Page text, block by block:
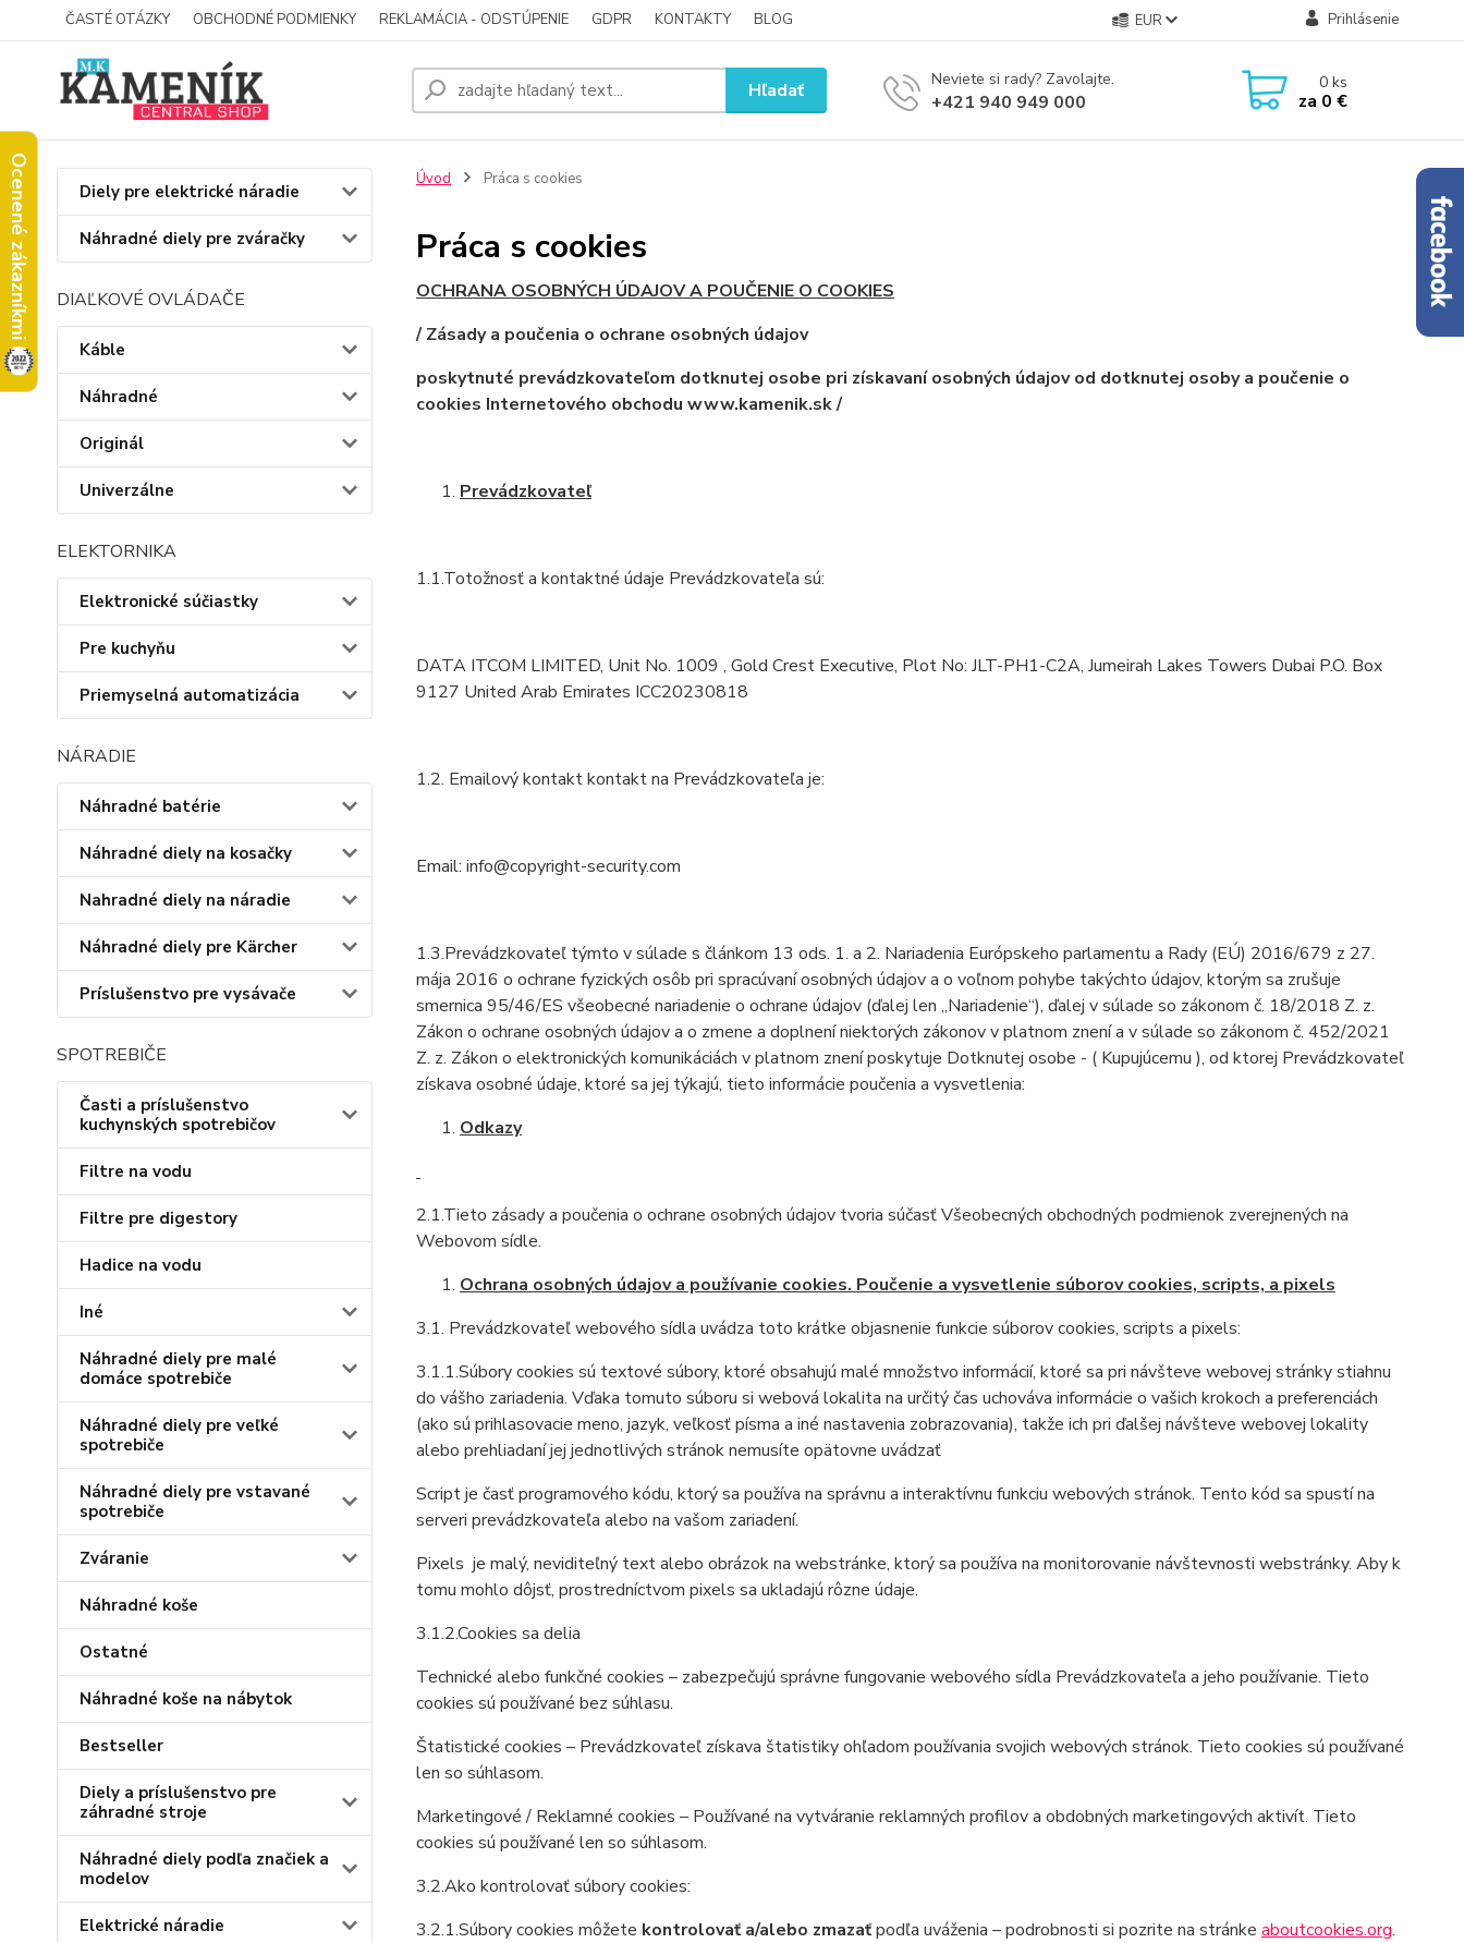
Ocenené zákazníkmi
ČASTÉ OTÁZKY OBCHODNÉ PODMIENKY REKLAMÁCIA - ODSTÚPENIE GDPR KONTAKTY BLOG EUR Prihlásenie
Hľadať Neviete si rady? Zavolajte.
+421 940 949 000
0ks
za 0 €
Diely pre elektrické náradie
Náhradné diely pre zváračky
DIAĽKOVÉ OVLÁDAČE
Káble
Náhradné
Originál
Univerzálne
ELEKTORNIKA
Elektronické súčiastky
Pre kuchyňu
Priemyselná automatizácia
NÁRADIE
Náhradné batérie
Náhradné diely na kosačky
Nahradné diely na náradie
Náhradné diely pre Kärcher
Príslušenstvo pre vysávače
SPOTREBIČE
Časti a príslušenstvo
kuchynských spotrebičov
Filtre na vodu
Filtre pre digestory
Hadice na vodu
Iné
Náhradné diely pre malé
domáce spotrebiče
Náhradné diely pre veľké
spotrebiče
Náhradné diely pre vstavané
spotrebiče
Zváranie
Náhradné koše
Ostatné
Náhradné koše na nábytok
Bestseller
Diely a príslušenstvo pre
záhradné stroje
Náhradné diely podľa značiek a
modelov
Elektrické náradie
Úvod Práca s cookies
Práca s cookies
OCHRANA OSOBNÝCH ÚDAJOV A POUČENIE O COOKIES
/ Zásady a poučenia o ochrane osobných údajov
poskytnuté prevádzkovateľom dotknutej osobe pri získavaní osobných údajov od dotknutej osoby a poučenie o
cookies Internetového obchodu www.kamenik.sk /
Prevádzkovateľ
1.1.Totožnosť a kontaktné údaje Prevádzkovateľa sú:
DATA ITCOM LIMITED, Unit No. 1009 , Gold Crest Executive, Plot No: JLT-PH1-C2A, Jumeirah Lakes Towers Dubai P.O. Box
9127 United Arab Emirates ICC20230818
1.2. Emailový kontakt kontakt na Prevádzkovateľa je:
Email: info@copyright-security.com
1.3.Prevádzkovateľ týmto v súlade s článkom 13 ods. 1. a 2. Nariadenia Európskeho parlamentu a Rady (EÚ) 2016/679 z 27.
mája 2016 o ochrane fyzických osôb pri spracúvaní osobných údajov a o voľnom pohybe takýchto údajov, ktorým sa zrušuje
smernica 95/46/ES všeobecné nariadenie o ochrane údajov (ďalej len „Nariadenie“), ďalej v súlade so zákonom č. 18/2018 Z. z.
Zákon o ochrane osobných údajov a o zmene a doplnení niektorých zákonov v platnom znení a v súlade so zákonom č. 452/2021
Z. z. Zákon o elektronických komunikáciách v platnom znení poskytuje Dotknutej osobe - ( Kupujúcemu ), od ktorej Prevádzkovateľ
získava osobné údaje, ktoré sa jej týkajú, tieto informácie poučenia a vysvetlenia:
Odkazy
2.1.Tieto zásady a poučenia o ochrane osobných údajov tvoria súčasť Všeobecných obchodných podmienok zverejnených na
Webovom sídle.
Ochrana osobných údajov a používanie cookies. Poučenie a vysvetlenie súborov cookies, scripts, a pixels
3.1. Prevádzkovateľ webového sídla uvádza toto krátke objasnenie funkcie súborov cookies, scripts a pixels:
3.1.1.Súbory cookies sú textové súbory, ktoré obsahujú malé množstvo informácií, ktoré sa pri návšteve webovej stránky stiahnu
do vášho zariadenia. Vďaka tomuto súboru si webová lokalita na určitý čas uchováva informácie o vašich krokoch a preferenciách
(ako sú prihlasovacie meno, jazyk, veľkosť písma a iné nastavenia zobrazovania), takže ich pri ďalšej návšteve webovej lokality
alebo prehliadaní jej jednotlivých stránok nemusíte opätovne uvádzať
Script je časť programového kódu, ktorý sa používa na správnu a interaktívnu funkciu webových stránok. Tento kód sa spustí na
serveri prevádzkovateľa alebo na vašom zariadení.
Pixels je malý, neviditeľný text alebo obrázok na webstránke, ktorý sa používa na monitorovanie návštevnosti webstránky. Aby k
tomu mohlo dôjsť, prostredníctvom pixels sa ukladajú rôzne údaje.
3.1.2.Cookies sa delia
Technické alebo funkčné cookies – zabezpečujú správne fungovanie webového sídla Prevádzkovateľa a jeho používanie. Tieto
cookies sú používané bez súhlasu.
Štatistické cookies – Prevádzkovateľ získava štatistiky ohľadom používania svojich webových stránok. Tieto cookies sú používané
len so súhlasom.
Marketingové / Reklamné cookies – Používané na vytváranie reklamných profilov a obdobných marketingových aktivít. Tieto
cookies sú používané len so súhlasom.
3.2.Ako kontrolovať súbory cookies:
3.2.1.Súbory cookies môžete kontrolovať a/alebo zmazaťpodľa uváženia – podrobnosti si pozrite na stránke aboutcookies.org.